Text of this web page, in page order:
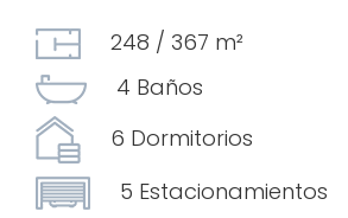
248 / 367 m²
4 Baños
6 Dormitorios
5 Estacionamientos